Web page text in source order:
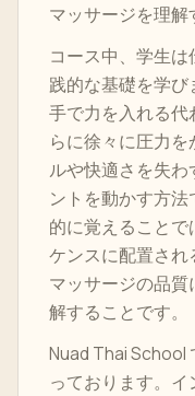
マッサージを理解
コース中、学生
践的な基礎を学び
手で力を入れる
らに徐々に圧力
ルや快適さを失
ントを動かす方
的に覚えること
ケンスに配置さ
マッサージの品
解することです。
Nuad Thai School
っております。